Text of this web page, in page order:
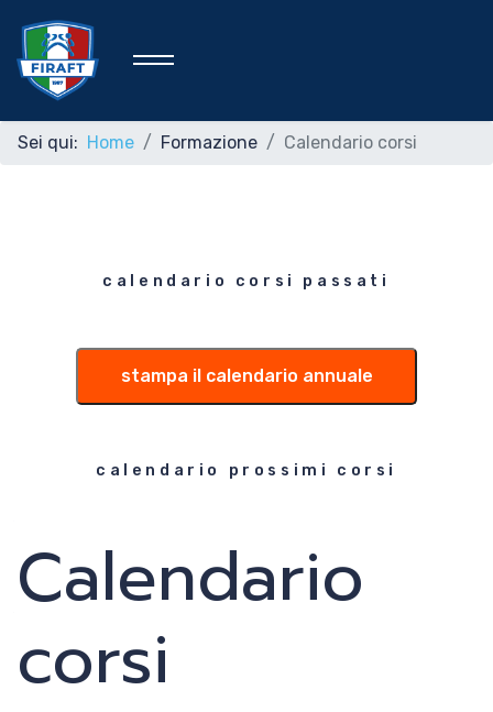
Federazione
Rafting Sportivo
Formazione
News
Documenti
Sei qui: Home Formazione Calendario corsi
calendario corsi passati
stampa il calendario annuale
calendario prossimi corsi
Calendario
corsi